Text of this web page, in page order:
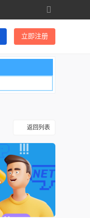
切
换
到
宽
立即注册
返回列表